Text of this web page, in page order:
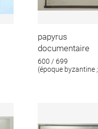
papyrus
documentaire
600 / 699
(époque byzantine ;